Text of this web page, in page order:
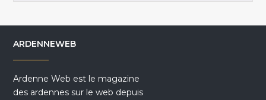
ARDENNEWEB
Ardenne Web est le magazine
des ardennes sur le web depuis